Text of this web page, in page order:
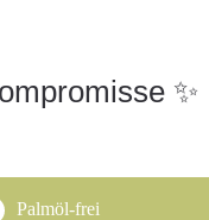
✨
Palmöl-frei